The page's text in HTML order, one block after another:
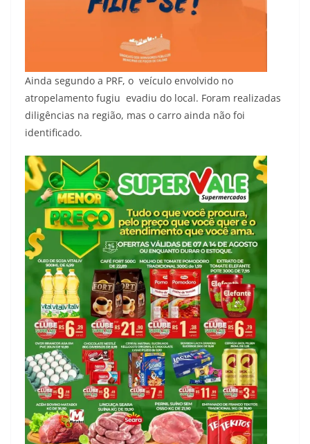
Ainda segundo a PRF, o veículo envolvido no
atropelamento fugiu evadiu do local. Foram realizadas
diligências na região, mas o carro ainda não foi
identificado.